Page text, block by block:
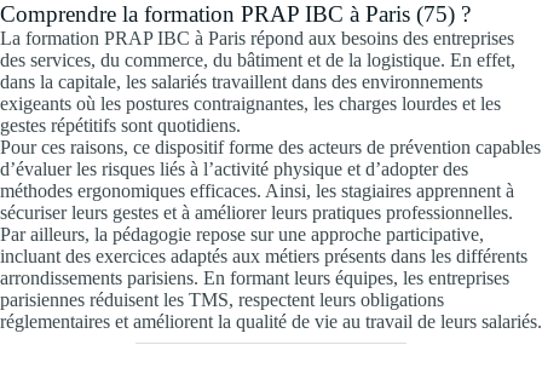
Comprendre la formation PRAP IBC à Paris (75) ?
La formation PRAP IBC à Paris répond aux besoins des entreprises
des services, du commerce, du bâtiment et de la logistique. En effet,
dans la capitale, les salariés travaillent dans des environnements
exigeants où les postures contraignantes, les charges lourdes et les
gestes répétitifs sont quotidiens.
Pour ces raisons, ce dispositif forme des acteurs de prévention capables
d’évaluer les risques liés à l’activité physique et d’adopter des
méthodes ergonomiques efficaces. Ainsi, les stagiaires apprennent à
sécuriser leurs gestes et à améliorer leurs pratiques professionnelles.
Par ailleurs, la pédagogie repose sur une approche participative,
incluant des exercices adaptés aux métiers présents dans les différents
arrondissements parisiens. En formant leurs équipes, les entreprises
parisiennes réduisent les TMS, respectent leurs obligations
réglementaires et améliorent la qualité de vie au travail de leurs salariés.